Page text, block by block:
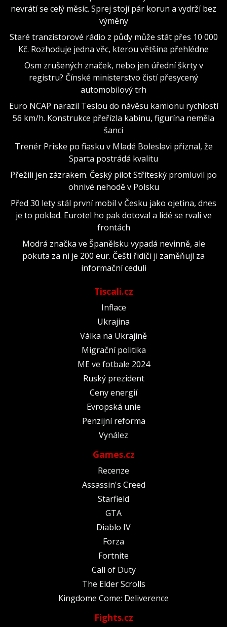
nevrátí se celý měsíc. Sprej stojí pár korun a vydrží bez
výměny
Staré tranzistorové rádio z půdy může stát přes 10 000
Kč. Rozhoduje jedna věc, kterou většina přehlédne
Osm zrušených značek, nebo jen úřední škrty v
registru? Čínské ministerstvo čistí přesycený
automobilový trh
Euro NCAP narazil Teslou do návěsu kamionu rychlostí
56 km/h. Konstrukce přeřízla kabinu, figurína neměla
šanci
Trenér Priske po fiasku v Mladé Boleslavi přiznal, že
Sparta postrádá kvalitu
Přežili jen zázrakem. Český pilot Stříteský promluvil po
ohnivé nehodě v Polsku
Před 30 lety stál první mobil v Česku jako ojetina, dnes
je to poklad. Eurotel ho pak dotoval a lidé se rvali ve
frontách
Modrá značka ve Španělsku vypadá nevinně, ale
pokuta za ni je 200 eur. Čeští řidiči ji zaměňují za
informační ceduli
Tiscali.cz
Inflace
Ukrajina
Válka na Ukrajině
Migrační politika
ME ve fotbale 2024
Ruský prezident
Ceny energií
Evropská unie
Penzijní reforma
Vynález
Games.cz
Recenze
Assassin's Creed
Starfield
GTA
Diablo IV
Forza
Fortnite
Call of Duty
The Elder Scrolls
Kingdome Come: Deliverence
Fights.cz